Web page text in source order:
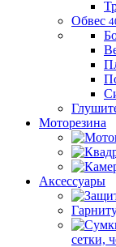
Обвес
Моторезина
Аксессуары
сетки,